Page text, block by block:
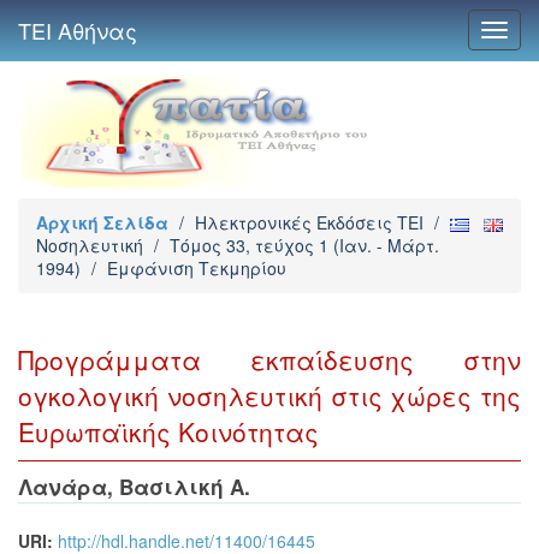
ΤΕΙ Αθήνας
Αρχική Σελίδα / Ηλεκτρονικές Εκδόσεις TEI /
Νοσηλευτική / Τόμος 33, τεύχος 1 (Ιαν. - Μάρτ.
1994) / Εμφάνιση Τεκμηρίου
Προγράμματα εκπαίδευσης στην
ογκολογική νοσηλευτική στις χώρες της
Ευρωπαϊκής Κοινότητας
Λανάρα, Βασιλική Α.
URI: http://hdl.handle.net/11400/16445